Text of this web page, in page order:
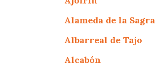
Alameda de la Sagra
Albarreal de Tajo
Alcabón